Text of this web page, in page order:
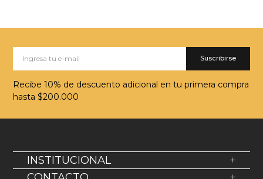
Suscribirse
Recibe 10% de descuento adicional en tu primera compra
hasta $200.000
INSTITUCIONAL +
Sobre Nosotros